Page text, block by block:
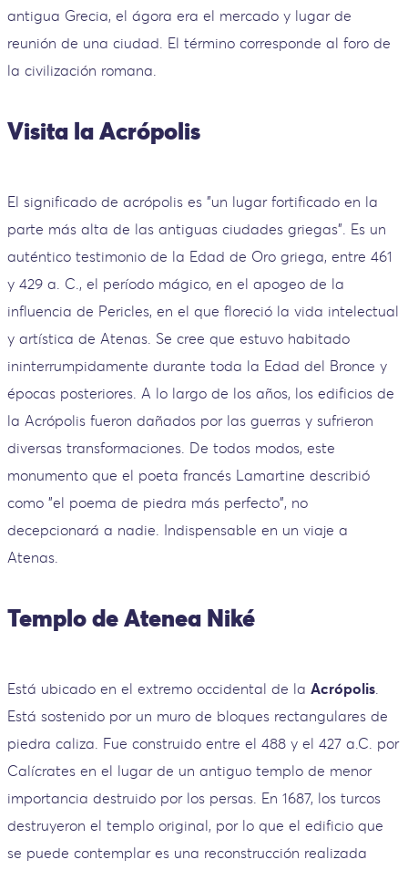
antigua Grecia, el ágora era el mercado y lugar de
reunión de una ciudad. El término corresponde al foro de
la civilización romana.
Visita la Acrópolis
El significado de acrópolis es "un lugar fortificado en la
parte más alta de las antiguas ciudades griegas". Es un
auténtico testimonio de la Edad de Oro griega, entre 461
y 429 a. C., el período mágico, en el apogeo de la
influencia de Pericles, en el que floreció la vida intelectual
y artística de Atenas. Se cree que estuvo habitado
ininterrumpidamente durante toda la Edad del Bronce y
épocas posteriores. A lo largo de los años, los edificios de
la Acrópolis fueron dañados por las guerras y sufrieron
diversas transformaciones. De todos modos, este
monumento que el poeta francés Lamartine describió
como "el poema de piedra más perfecto", no
decepcionará a nadie. Indispensable en un viaje a
Atenas.
Templo de Atenea Niké
Está ubicado en el extremo occidental de la Acrópolis.
Está sostenido por un muro de bloques rectangulares de
piedra caliza. Fue construido entre el 488 y el 427 a.C. por
Calícrates en el lugar de un antiguo templo de menor
importancia destruido por los persas. En 1687, los turcos
destruyeron el templo original, por lo que el edificio que
se puede contemplar es una reconstrucción realizada